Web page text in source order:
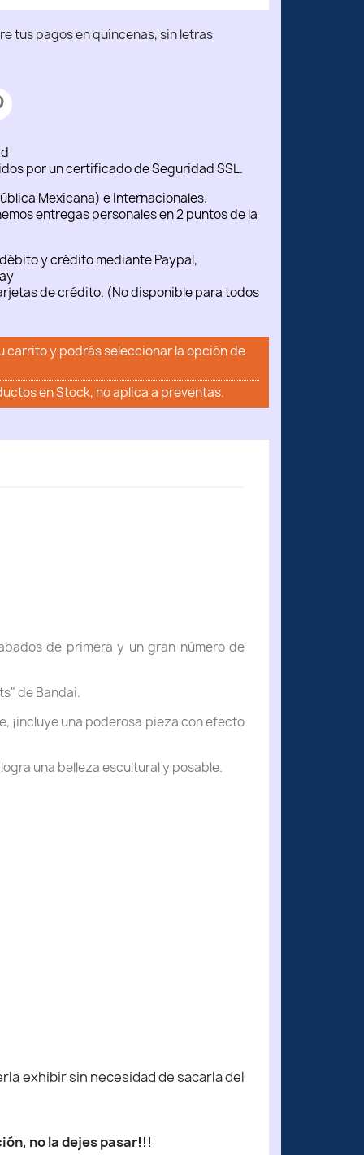
por un certificado de Seguridad SSL.
Mexicana) e Internacionales.
entregas personales en 2 puntos de la
y crédito mediante Paypal,
de crédito. (No disponible para todos
carrito y podrás seleccionar la opción de
en Stock, no aplica a preventas.
de primera y un gran número de
de Bandai.
¡incluye una poderosa pieza con efecto
una belleza escultural y posable.
exhibir sin necesidad de sacarla del
no la dejes pasar!!!